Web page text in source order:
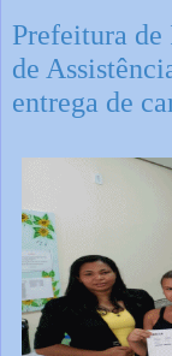
Prefeitura
de
entrega de